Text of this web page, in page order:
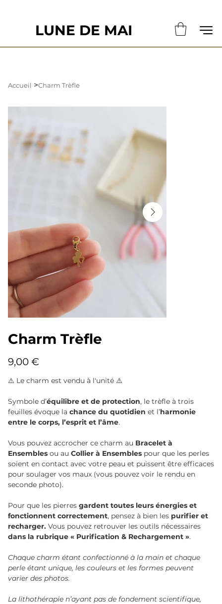
LUNE DE MAI
Accueil >Charm Trèfle
Charm Trèfle
Prix
9,00 €
⚠️ Le charm est vendu à l'unité ⚠️
Symbole d’équilibre et de protection, le trèfle à trois
feuilles évoque la chance du quotidien et l’harmonie
entre le corps, l’esprit et l’âme.
Vous pouvez accrocher ce charm au Bracelet à
Ensembles ou au Collier à Ensembles pour que les perles
soient en contact avec votre peau et puissent être efficaces
pour soulager vos maux (vous pouvez voir le rendu en
seconde photo).
Pour que les pierres gardent toutes leurs énergies et
fonctionnent correctement, pensez à bien les purifier et
recharger. Vous pouvez retrouver les outils nécessaires
dans la rubrique « Purification & Rechargement ».
Chaque charm étant confectionné à la main et chaque
perle étant unique, les couleurs et les formes peuvent
varier des photos.
La lithothérapie n’ayant pas de fondement scientifique,